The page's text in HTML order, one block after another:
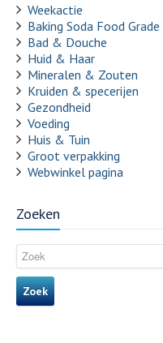
Weekactie
Baking Soda Food Grade
Bad & Douche
Huid & Haar
Mineralen & Zouten
Kruiden & specerijen
Gezondheid
Voeding
Huis & Tuin
Groot verpakking
Webwinkel pagina
Zoeken
Zoek